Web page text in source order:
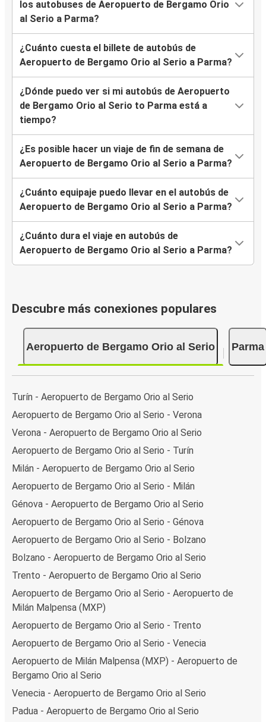
los autobuses de Aeropuerto de Bergamo Orio
al Serio a Parma?
¿Cuánto cuesta el billete de autobús de
Aeropuerto de Bergamo Orio al Serio a Parma?
¿Dónde puedo ver si mi autobús de Aeropuerto
de Bergamo Orio al Serio to Parma está a
tiempo?
¿Es posible hacer un viaje de fin de semana de
Aeropuerto de Bergamo Orio al Serio a Parma?
¿Cuánto equipaje puedo llevar en el autobús de
Aeropuerto de Bergamo Orio al Serio a Parma?
¿Cuánto dura el viaje en autobús de
Aeropuerto de Bergamo Orio al Serio a Parma?
Descubre más conexiones populares
Aeropuerto de Bergamo Orio al Serio Parma
Turín - Aeropuerto de Bergamo Orio al Serio
Aeropuerto de Bergamo Orio al Serio - Verona
Verona - Aeropuerto de Bergamo Orio al Serio
Aeropuerto de Bergamo Orio al Serio - Turín
Milán - Aeropuerto de Bergamo Orio al Serio
Aeropuerto de Bergamo Orio al Serio - Milán
Génova - Aeropuerto de Bergamo Orio al Serio
Aeropuerto de Bergamo Orio al Serio - Génova
Aeropuerto de Bergamo Orio al Serio - Bolzano
Bolzano - Aeropuerto de Bergamo Orio al Serio
Trento - Aeropuerto de Bergamo Orio al Serio
Aeropuerto de Bergamo Orio al Serio - Aeropuerto de
Milán Malpensa (MXP)
Aeropuerto de Bergamo Orio al Serio - Trento
Aeropuerto de Bergamo Orio al Serio - Venecia
Aeropuerto de Milán Malpensa (MXP) - Aeropuerto de
Bergamo Orio al Serio
Venecia - Aeropuerto de Bergamo Orio al Serio
Padua - Aeropuerto de Bergamo Orio al Serio